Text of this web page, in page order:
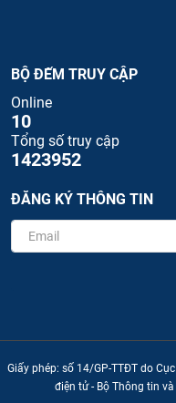
BỘ ĐẾM TRUY CẬP
Online
10
Tổng số truy cập
1423952
ĐĂNG KÝ THÔNG TIN
Giấy phép: số 14/GP-TTĐT do
điện tử - Bộ Thông tin